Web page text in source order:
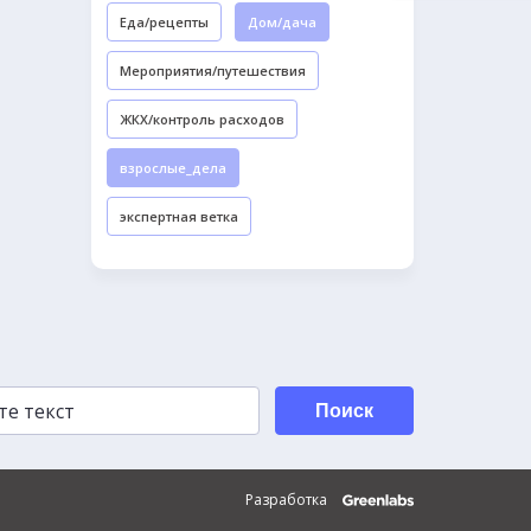
Еда/рецепты Дом/дача
Мероприятия/путешествия
ЖКХ/контроль расходов
взрослые_дела
экспертная ветка
Поиск
Разработка